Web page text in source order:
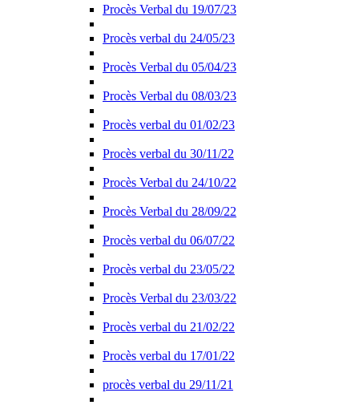
Procès Verbal du 19/07/23
Procès verbal du 24/05/23
Procès Verbal du 05/04/23
Procès Verbal du 08/03/23
Procès verbal du 01/02/23
Procès verbal du 30/11/22
Procès Verbal du 24/10/22
Procès Verbal du 28/09/22
Procès verbal du 06/07/22
Procès verbal du 23/05/22
Procès Verbal du 23/03/22
Procès verbal du 21/02/22
Procès verbal du 17/01/22
procès verbal du 29/11/21